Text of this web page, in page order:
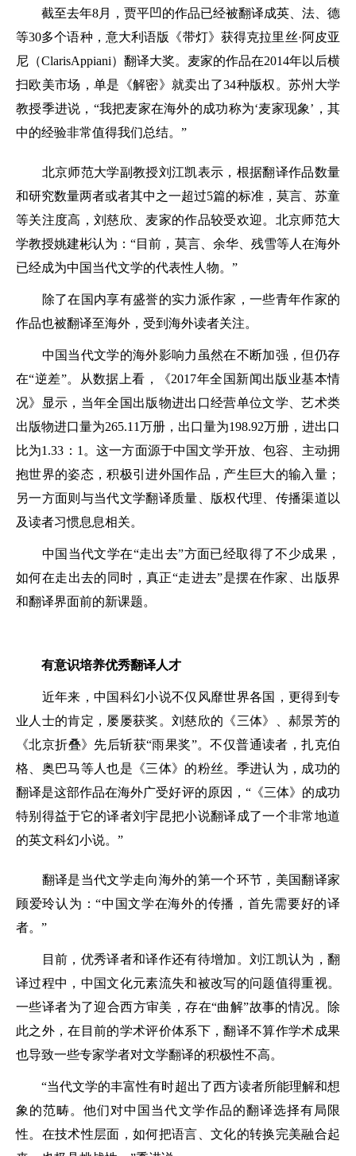
截至去年8月，贾平凹的作品已经被翻译成英、法、德
等30多个语种，意大利语版《带灯》获得克拉里丝·阿皮亚
尼（ClarisAppiani）翻译大奖。麦家的作品在2014年以后横
扫欧美市场，单是《解密》就卖出了34种版权。苏州大学
教授季进说，“我把麦家在海外的成功称为‘麦家现象’，其
中的经验非常值得我们总结。”
北京师范大学副教授刘江凯表示，根据翻译作品数量
和研究数量两者或者其中之一超过5篇的标准，莫言、苏童
等关注度高，刘慈欣、麦家的作品较受欢迎。北京师范大
学教授姚建彬认为：“目前，莫言、余华、残雪等人在海外
已经成为中国当代文学的代表性人物。”
除了在国内享有盛誉的实力派作家，一些青年作家的
作品也被翻译至海外，受到海外读者关注。
中国当代文学的海外影响力虽然在不断加强，但仍存
在“逆差”。从数据上看，《2017年全国新闻出版业基本情
况》显示，当年全国出版物进出口经营单位文学、艺术类
出版物进口量为265.11万册，出口量为198.92万册，进出口
比为1.33：1。这一方面源于中国文学开放、包容、主动拥
抱世界的姿态，积极引进外国作品，产生巨大的输入量；
另一方面则与当代文学翻译质量、版权代理、传播渠道以
及读者习惯息息相关。
中国当代文学在“走出去”方面已经取得了不少成果，
如何在走出去的同时，真正“走进去”是摆在作家、出版界
和翻译界面前的新课题。
有意识培养优秀翻译人才
近年来，中国科幻小说不仅风靡世界各国，更得到专
业人士的肯定，屡屡获奖。刘慈欣的《三体》、郝景芳的
《北京折叠》先后斩获“雨果奖”。不仅普通读者，扎克伯
格、奥巴马等人也是《三体》的粉丝。季进认为，成功的
翻译是这部作品在海外广受好评的原因，“《三体》的成功
特别得益于它的译者刘宇昆把小说翻译成了一个非常地道
的英文科幻小说。”
翻译是当代文学走向海外的第一个环节，美国翻译家
顾爱玲认为：“中国文学在海外的传播，首先需要好的译
者。”
目前，优秀译者和译作还有待增加。刘江凯认为，翻
译过程中，中国文化元素流失和被改写的问题值得重视。
一些译者为了迎合西方审美，存在“曲解”故事的情况。除
此之外，在目前的学术评价体系下，翻译不算作学术成果
也导致一些专家学者对文学翻译的积极性不高。
“当代文学的丰富性有时超出了西方读者所能理解和想
象的范畴。他们对中国当代文学作品的翻译选择有局限
性。在技术性层面，如何把语言、文化的转换完美融合起